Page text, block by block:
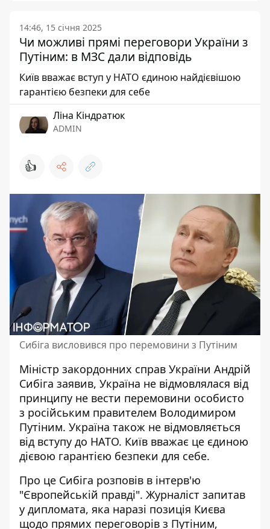
14:46, 15 січня 2025
Чи можливі прямі переговори України з
Путіним: в МЗС дали відповідь
Київ вважає вступ у НАТО єдиною найдієвішою
гарантією безпеки для себе
Ліна Кіндратюк
ADMIN
👍
Сибіга висловився про перемовини з Путіним
Міністр закордонних справ України Андрій
Сибіга заявив, Україна не відмовлялася від
принципу не вести перемовини особисто
з російським правителем Володимиром
Путіним. Україна також не відмовляється
від вступу до НАТО. Київ вважає це єдиною
дієвою гарантією безпеки для себе.
Про це Сибіга розповів в інтерв'ю
"Європейській правді". Журналіст запитав
у дипломата, яка наразі позиція Києва
щодо прямих переговорів з Путіним,